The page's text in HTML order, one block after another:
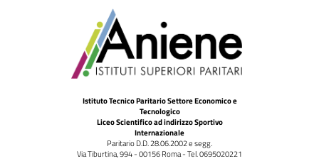
Istituto Tecnico Paritario Settore Economico e
Tecnologico
Liceo Scientifico ad indirizzo Sportivo
Internazionale
Paritario D.D. 28.06.2002 e segg.
Via Tiburtina, 994 - 00156 Roma - Tel. 0695020221